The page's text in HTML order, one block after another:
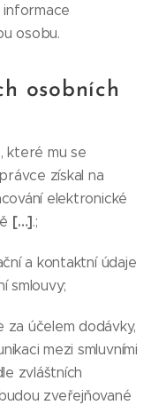
informace
osobu.
osobních
které mu se
získal na
elektronické
[…].;
a kontaktní údaje
smlouvy;
účelem dodávky,
mezi smluvními
zvláštních
zveřejňované